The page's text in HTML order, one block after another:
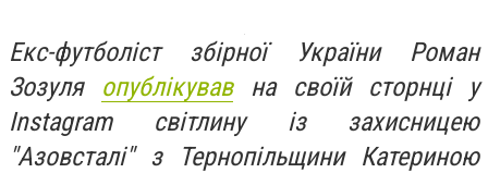
Екс-футболіст збірної України Роман
Зозуля опублікувавна своїй сторнці у
Instagram світлину із захисницею
"Азовсталі" з Тернопільщини Катериною